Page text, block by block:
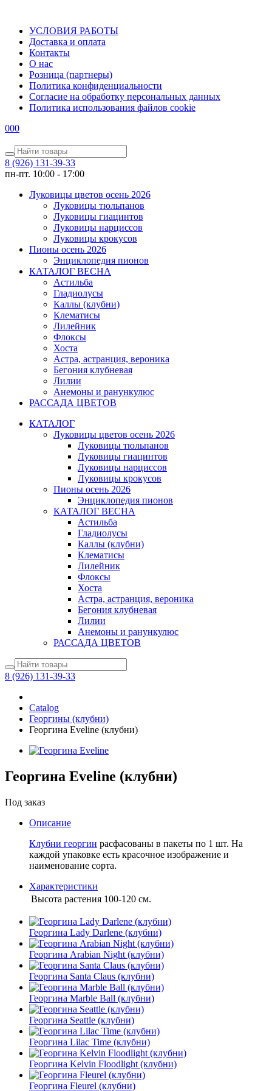
УСЛОВИЯ РАБОТЫ
Доставка и оплата
Контакты
О наc
Розница (партнеры)
Политика конфиденциальности
Согласие на обработку персональных данных
Политика использования файлов сookie
000
8 (926) 131-39-33
пн-пт. 10:00 - 17:00
Луковицы цветов осень 2026
Луковицы тюльпанов
Луковицы гиацинтов
Луковицы нарциссов
Луковицы крокусов
Пионы осень 2026
Энциклопедия пионов
КАТАЛОГ ВЕСНА
Астильба
Гладиолусы
Каллы (клубни)
Клематисы
Лилейник
Флоксы
Хоста
Астра, астранция, вероника
Бегония клубневая
Лилии
Анемоны и ранункулюс
РАССАДА ЦВЕТОВ
КАТАЛОГ
Луковицы цветов осень 2026
Луковицы тюльпанов
Луковицы гиацинтов
Луковицы нарциссов
Луковицы крокусов
Пионы осень 2026
Энциклопедия пионов
КАТАЛОГ ВЕСНА
Астильба
Гладиолусы
Каллы (клубни)
Клематисы
Лилейник
Флоксы
Хоста
Астра, астранция, вероника
Бегония клубневая
Лилии
Анемоны и ранункулюс
РАССАДА ЦВЕТОВ
8 (926) 131-39-33
Catalog
Георгины (клубни)
Георгина Eveline (клубни)
Георгина Eveline (клубни)
Под заказ
Описание
Клубни георгин расфасованы в пакеты по 1 шт. На
каждой упаковке есть красочное изображение и
наименование сорта.
Характеристики
Высота растения 100-120 см.
Георгина Lady Darlene (клубни)
Георгина Arabian Night (клубни)
Георгина Santa Claus (клубни)
Георгина Marble Ball (клубни)
Георгина Seattle (клубни)
Георгина Lilac Time (клубни)
Георгина Kelvin Floodlight (клубни)
Георгина Fleurel (клубни)